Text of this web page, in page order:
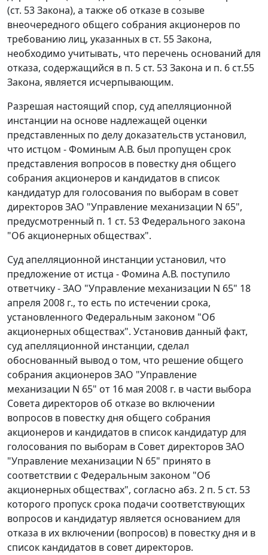
(ст. 53Закона), а также об отказе в созыве
внеочередного общего собрания акционеров по
требованию лиц, указанных в ст. 55Закона,
необходимо учитывать, что перечень оснований для
отказа, содержащийся в п. 5 ст. 53Закона и п. 6 ст.55
Закона, является исчерпывающим.
Разрешая настоящий спор, суд апелляционной
инстанции на основе надлежащей оценки
представленных по делу доказательств установил,
что истцом - Фоминым А.В. был пропущен срок
представления вопросов в повестку дня общего
собрания акционеров и кандидатов в список
кандидатур для голосования по выборам в совет
директоров ЗАО "Управление механизации N 65",
предусмотренный п. 1 ст. 53Федерального закона
"Об акционерных обществах".
Суд апелляционной инстанции установил, что
предложение от истца - Фомина А.В. поступило
ответчику - ЗАО "Управление механизации N 65" 18
апреля 2008 г., то есть по истечении срока,
установленного Федеральным законом "Об
акционерных обществах". Установив данный факт,
суд апелляционной инстанции, сделал
обоснованный вывод о том, что решение общего
собрания акционеров ЗАО "Управление
механизации N 65" от 16 мая 2008 г. в части выбора
Совета директоров об отказе во включении
вопросов в повестку дня общего собрания
акционеров и кандидатов в список кандидатур для
голосования по выборам в Совет директоров ЗАО
"Управление механизации N 65" принято в
соответствии с Федеральным законом "Об
акционерных обществах", согласно абз. 2 п. 5 ст. 53
которого пропуск срока подачи соответствующих
вопросов и кандидатур является основанием для
отказа в их включении (вопросов) в повестку дня и в
список кандидатов в совет директоров.